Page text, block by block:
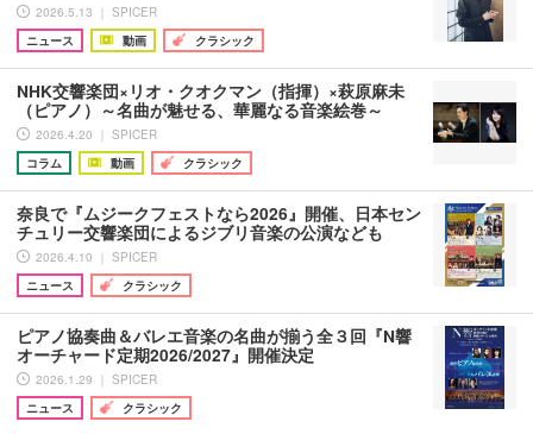
2026.5.13 ｜ SPICER
ニュース
動画 クラシック
NHK交響楽団×リオ・クオクマン（指揮）×萩原麻未
（ピアノ）～名曲が魅せる、華麗なる音楽絵巻～
2026.4.20 ｜ SPICER
コラム
動画 クラシック
奈良で『ムジークフェストなら2026』開催、日本セン
チュリー交響楽団によるジブリ音楽の公演なども
2026.4.10 ｜ SPICER
ニュース
クラシック
ピアノ協奏曲＆バレエ音楽の名曲が揃う全３回『N響
オーチャード定期2026/2027』開催決定
2026.1.29 ｜ SPICER
ニュース
クラシック